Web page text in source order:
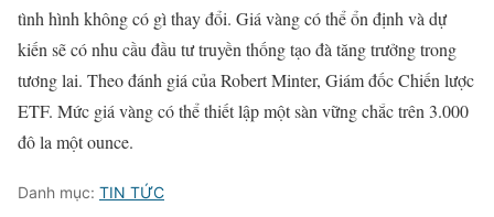
tình hình không có gì thay đổi. Giá vàng có thể ổn định và dự
kiến sẽ có nhu cầu đầu tư truyền thống tạo đà tăng trưởng trong
tương lai. Theo đánh giá của Robert Minter, Giám đốc Chiến lược
ETF. Mức giá vàng có thể thiết lập một sàn vững chắc trên 3.000
đô la một ounce.
Danh mục: TIN TỨC